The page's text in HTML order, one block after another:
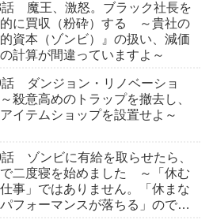
話 魔王、激怒。ブラック社長を
に買収（粉砕）する ～貴社の
的資本（ゾンビ）』の扱い、減価
計算が間違っていますよ～
話 ダンジョン・リノベーショ
殺意高めのトラップを撤去し、
イテムショップを設置せよ～
ゾンビに有給を取らせたら、
二度寝を始めました ～「休む
事」ではありません。「休まな
フォーマンスが落ちる」ので業